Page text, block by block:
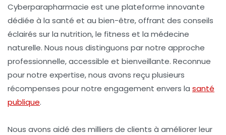
Cyberparapharmacie est une plateforme innovante
dédiée à la santé et au bien-être, offrant des conseils
éclairés sur la nutrition, le fitness et la médecine
naturelle. Nous nous distinguons par notre approche
professionnelle, accessible et bienveillante. Reconnue
pour notre expertise, nous avons reçu plusieurs
récompenses pour notre engagement envers la santé
publique.
Nous avons aidé des milliers de clients à améliorer leur